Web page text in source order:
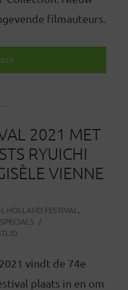
filmauteurs.
2021 MET
RYUICHI
VIENNE
, HOLLAND FESTIVAL ,
SPECIALS
vindt de 74e
plaats in en om